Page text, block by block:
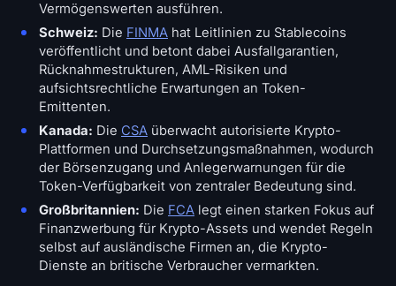
Vermögenswerten ausführen.
Schweiz: Die FINMA hat Leitlinien zu Stablecoins
veröffentlicht und betont dabei Ausfallgarantien,
Rücknahmestrukturen, AML-Risiken und
aufsichtsrechtliche Erwartungen an Token-
Emittenten.
Kanada: Die CSA überwacht autorisierte Krypto-
Plattformen und Durchsetzungsmaßnahmen, wodurch
der Börsenzugang und Anlegerwarnungen für die
Token-Verfügbarkeit von zentraler Bedeutung sind.
Großbritannien: Die FCA legt einen starken Fokus auf
Finanzwerbung für Krypto-Assets und wendet Regeln
selbst auf ausländische Firmen an, die Krypto-
Dienste an britische Verbraucher vermarkten.